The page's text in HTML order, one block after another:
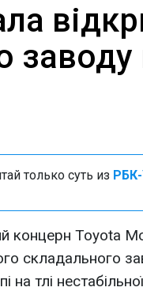
заводу
только суть из РБК-
концерн Toyota
складального
на тлі